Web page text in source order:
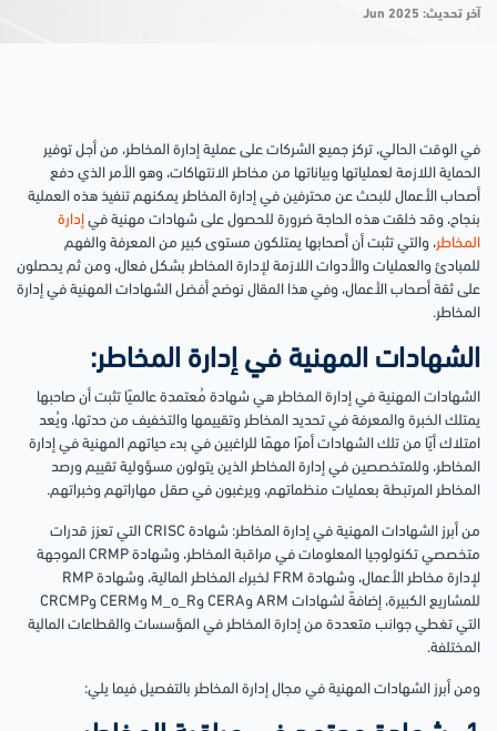
آخر تحديث: Jun 2025
في الوقت الحالي، تركز جميع الشركات على عملية إدارة المخاطر، من أجل توفير
الحماية اللازمة لعملياتها وبياناتها من مخاطر الانتهاكات، وهو الأمر الذي دفع
أصحاب الأعمال للبحث عن محترفين في إدارة المخاطر يمكنهم تنفيذ هذه العملية
بنجاح، وقد خلقت هذه الحاجة ضرورة للحصول على شهادات مهنية في إدارة
المخاطر، والتي تثبت أن أصحابها يمتلكون مستوى كبير من المعرفة والفهم
للمبادئ والعمليات والأدوات اللازمة لإدارة المخاطر بشكل فعال، ومن ثم يحصلون
على ثقة أصحاب الأعمال، وفي هذا المقال نوضح أفضل الشهادات المهنية في إدارة
المخاطر.
الشهادات المهنية في إدارة المخاطر:
الشهادات المهنية في إدارة المخاطر هي شهادة مُعتمدة عالميًا تثبت أن صاحبها
يمتلك الخبرة والمعرفة في تحديد المخاطر وتقييمها والتخفيف من حدتها، ويُعد
امتلاك أيًا من تلك الشهادات أمرًا مهمًا للراغبين في بدء حياتهم المهنية في إدارة
المخاطر، وللمتخصصين في إدارة المخاطر الذين يتولون مسؤولية تقييم ورصد
المخاطر المرتبطة بعمليات منظماتهم، ويرغبون في صقل مهاراتهم وخبراتهم.
من أبرز الشهادات المهنية في إدارة المخاطر: شهادة CRISC التي تعزز قدرات
متخصصي تكنولوجيا المعلومات في مراقبة المخاطر، وشهادة CRMP الموجهة
لإدارة مخاطر الأعمال، وشهادة FRM لخبراء المخاطر المالية، وشهادة RMP
للمشاريع الكبيرة، إضافةً لشهادات ARM وCERA وM_o_R وCERM وCRCMP
التي تغطي جوانب متعددة من إدارة المخاطر في المؤسسات والقطاعات المالية
المختلفة.
ومن أبرز الشهادات المهنية في مجال إدارة المخاطر بالتفصيل فيما يلي: